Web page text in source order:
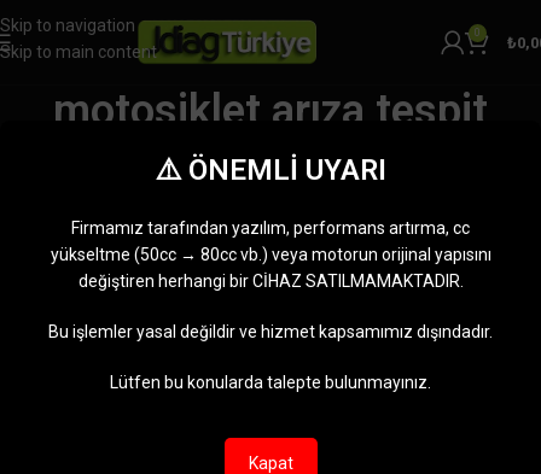
Skip to navigation
Skip to main content
0
₺
motosiklet arıza tespit
cihazı
Ana Sayfa Ürünler “motosiklet arıza tespit cihazı” olarak etiketlendi
11 sonucun tümü gösteriliyor
⚠️ ÖNEMLİ UYARI
Firmamız tarafından yazılım, performans artırma, cc
yükseltme (50cc → 80cc vb.) veya motorun orijinal yapısını
değiştiren herhangi bir CİHAZ SATILMAMAKTADIR.
Bu işlemler yasal değildir ve hizmet kapsamımız dışındadır.
Lütfen bu konularda talepte bulunmayınız.
Kapat